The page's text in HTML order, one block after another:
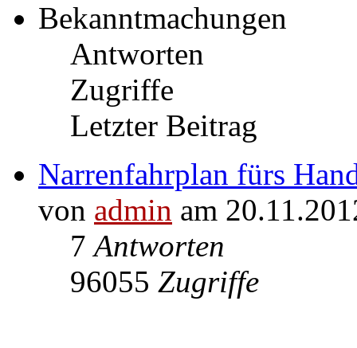
Bekanntmachungen
Antworten
Zugriffe
Letzter Beitrag
Narrenfahrplan fürs
von admin am
7Antworten
96055 Zugriffe